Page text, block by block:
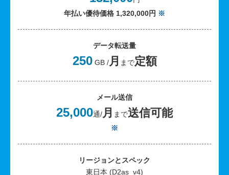
年払い優待価格 1,320,000円 ※
データ転送量
250 GB /月 まで定額
メール送信
25,000通/ 月 まで送信可能
※
リージョンとスペック
東日本 (D2as_v4)